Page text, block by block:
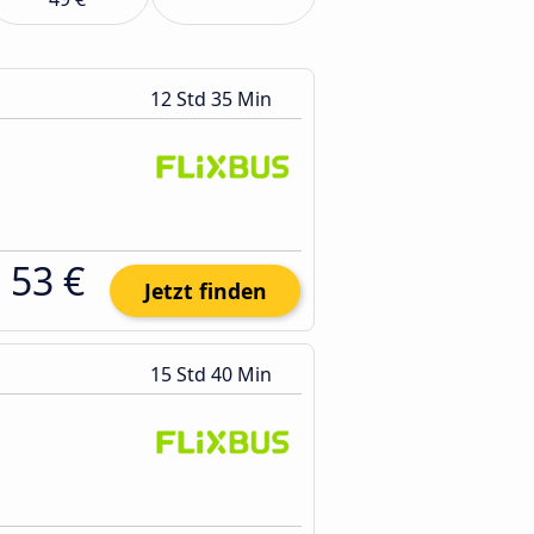
12 Std 35 Min
53 € Jetzt finden
15 Std 40 Min